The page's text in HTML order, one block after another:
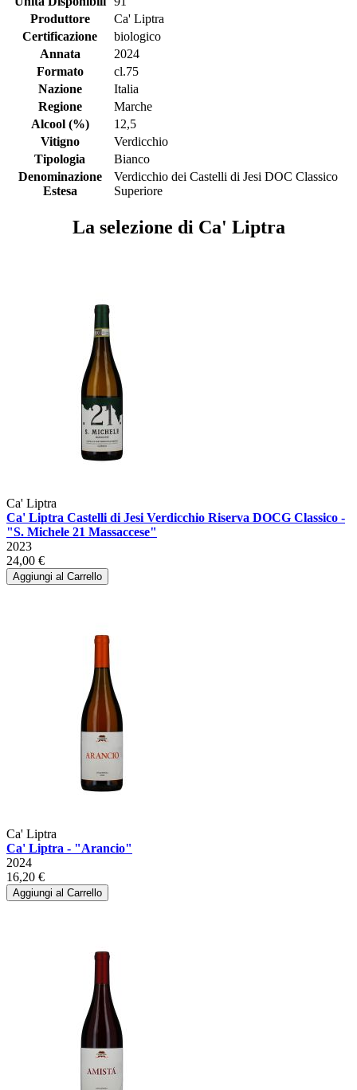
Produttore
Ca' Liptra
Certificazione
biologico
Annata
2024
Formato
cl.75
Nazione
Italia
Regione
Marche
Alcool (%)
12,5
Vitigno
Verdicchio
Tipologia
Bianco
Denominazione
Estesa
Verdicchio dei Castelli di Jesi DOC Classico
Superiore
La selezione di Ca' Liptra
Ca' Liptra
Ca' Liptra Castelli di Jesi Verdicchio Riserva DOCG Classico -
"S. Michele 21 Massaccese"
2023
24,00 €
Aggiungi al Carrello
Ca' Liptra
Ca' Liptra - "Arancio"
2024
16,20 €
Aggiungi al Carrello